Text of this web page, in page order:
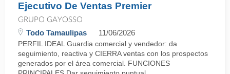
Ejecutivo De Ventas Premier
GRUPO GAYOSSO
Todo Tamaulipas 11/06/2026
PERFIL IDEAL Guardia comercial y vendedor: da
seguimiento, reactiva y CIERRA ventas con los prospectos
generados por el área comercial. FUNCIONES